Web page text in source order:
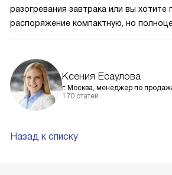
разогревания завтрака или вы хотите
распоряжение компактную, но
Ксения Есаулова
г. Москва, менеджер по
170 статей
Назад к списку